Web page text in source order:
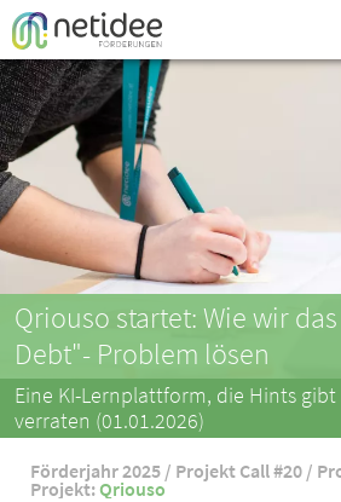
Enter your username or email address
Passwort
Qriouso startet: Wie wir
Debt"- Problem lösen
Eine KI-Lernplattform, die Hints
verraten (01.01.2026)
Förderjahr 2025 / Projekt Call #20 /
Projekt:Qriouso